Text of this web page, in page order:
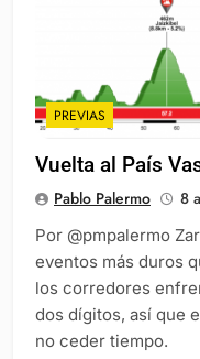
PREVIAS
Vuelta al País
Pablo Palermo 8
Por @pmpalermo
eventos más duros
los corredores
dos dígitos, así que
no ceder tiempo.